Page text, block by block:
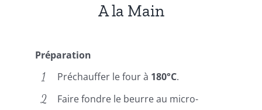
A la Main
Préparation
Préchauffer le four à 180°C.
Faire fondre le beurre au micro-